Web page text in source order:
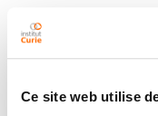
Ce site web utilise